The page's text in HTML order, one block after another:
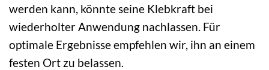
werden kann, könnte seine Klebkraft bei
wiederholter Anwendung nachlassen. Für
optimale Ergebnisse empfehlen wir, ihn an einem
festen Ort zu belassen.